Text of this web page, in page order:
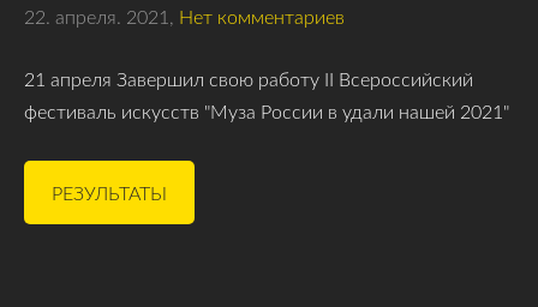
22. апреля. 2021, Нет комментариев
21 апреля Завершил свою работу II Всероссийский
фестиваль искусств "Муза России в удали нашей 2021"
РЕЗУЛЬТАТЫ